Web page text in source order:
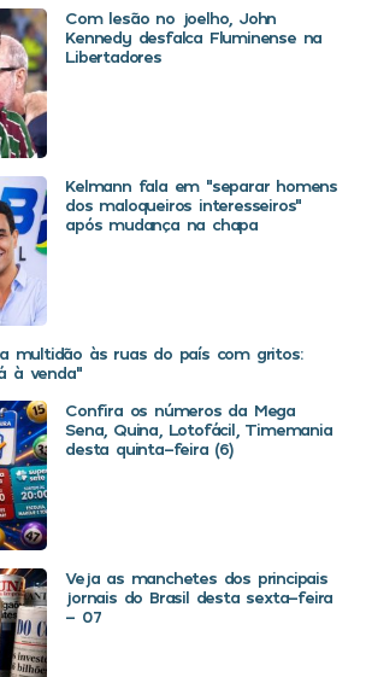
Com lesão no joelho, John
Kennedy desfalca Fluminense na
Libertadores
Kelmann fala em “separar homens
dos maloqueiros interesseiros”
após mudança na chapa
multidão às ruas do país com gritos:
à venda”
Confira os números da Mega
Sena, Quina, Lotofácil, Timemania
desta quinta-feira (6)
Veja as manchetes dos principais
jornais do Brasil desta sexta-feira
– 07